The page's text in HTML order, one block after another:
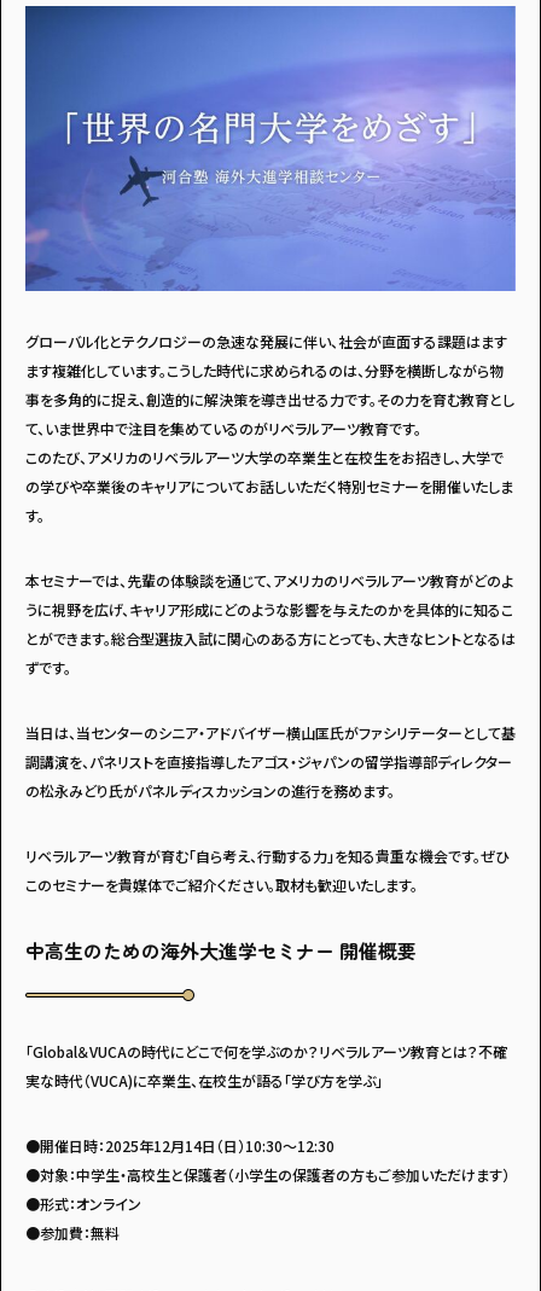
アンケートに
イベントに参加しよう！
・マイナビティーンズについて
グローバル化とテクノロジーの急速な発展に伴い、社会が直面する課題はます
ます複雑化しています。こうした時代に求められるのは、分野を横断しながら物
事を多角的に捉え、創造的に解決策を導き出せる力です。その力を育む教育とし
て、いま世界中で注目を集めているのがリベラルアーツ教育です。
このたび、アメリカのリベラルアーツ大学の卒業生と在校生をお招きし、大学で
の学びや卒業後のキャリアについてお話しいただく特別セミナーを開催いたしま
す。
本セミナーでは、先輩の体験談を通じて、アメリカのリベラルアーツ教育がどのよ
うに視野を広げ、キャリア形成にどのような影響を与えたのかを具体的に知るこ
とができます。総合型選抜入試に関心のある方にとっても、大きなヒントとなるは
ずです。
当日は、当センターのシニア・アドバイザー横山匡氏がファシリテーターとして基
調講演を、パネリストを直接指導したアゴス・ジャパンの留学指導部ディレクター
の松永みどり氏がパネルディスカッションの進行を務めます。
リベラルアーツ教育が育む「自ら考え、行動する力」を知る貴重な機会です。ぜひ
このセミナーを貴媒体でご紹介ください。取材も歓迎いたします。
中高生のための海外大進学セミナー 開催概要
「Global＆VUCAの時代にどこで何を学ぶのか？リベラルアーツ教育とは？不確
実な時代（VUCA)に卒業生、在校生が語る「学び方を学ぶ」
●開催日時：2025年12月14日（日）10:30～12:30
●対象：中学生・高校生と保護者（小学生の保護者の方もご参加いただけます）
●形式：オンライン
●参加費：無料